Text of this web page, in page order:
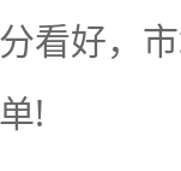
看好，
!